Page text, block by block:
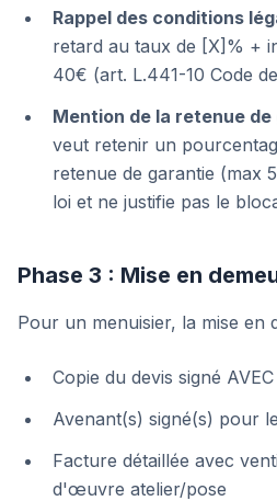
Rappel des conditions
retard au taux de [X]% +
40€ (art. L.441-10 Code
Mention de la retenue
veut retenir un
retenue de garantie (max
loi et ne justifie pas le
Phase 3 : Mise en
Pour un menuisier, la mise en
Copie du devis signé
Avenant(s) signé(s) pour
Facture détaillée avec
d'œuvre atelier/pose